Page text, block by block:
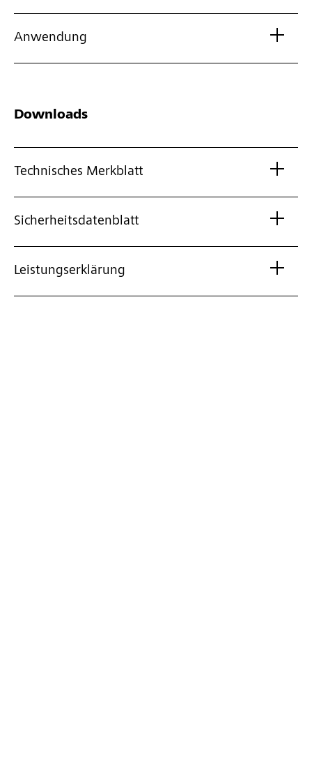
Anwendung
Downloads
Technisches Merkblatt
Sicherheitsdatenblatt
Leistungserklärung